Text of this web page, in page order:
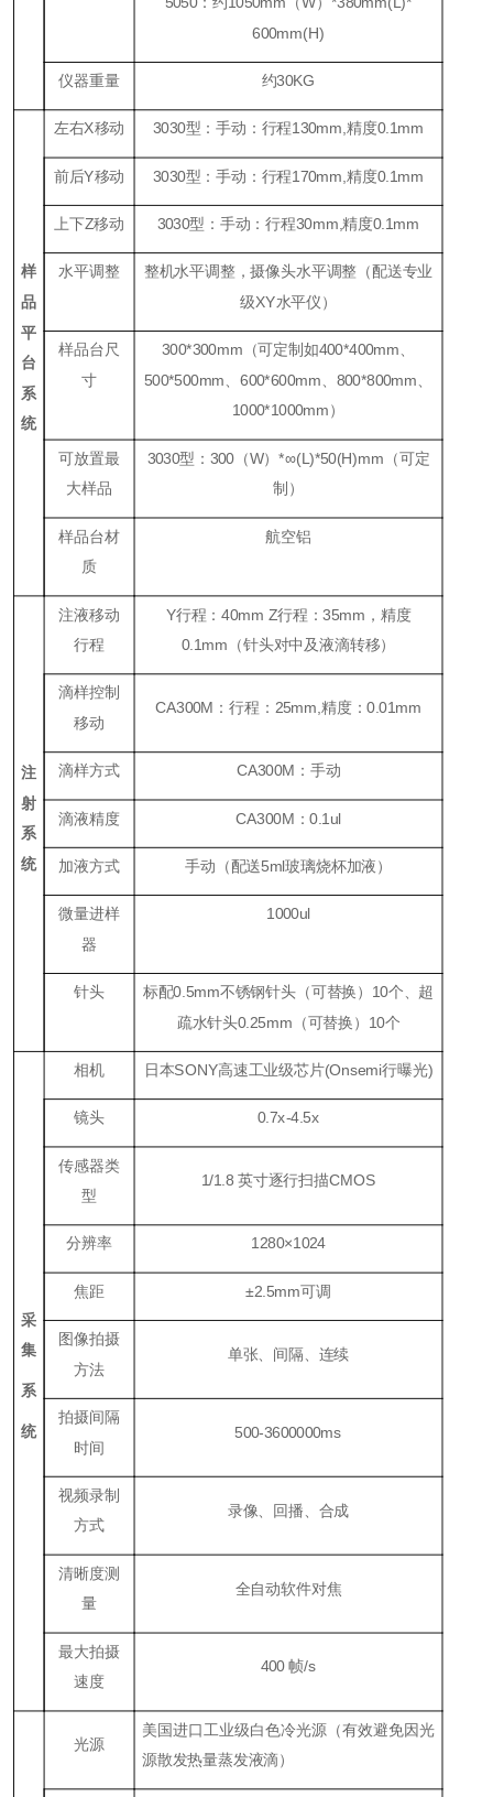
600mm(H)
仪器重量 约30KG
样
品
平
台
系
统
左右X移动 3030型：手动：行程130mm,精度0.1mm
前后Y移动 3030型：手动：行程170mm,精度0.1mm
上下Z移动 3030型：手动：行程30mm,精度0.1mm
水平调整 整机水平调整，摄像头水平调整（配送专业
级XY水平仪）
样品台尺
寸
300*300mm（可定制如400*400mm、
500*500mm、600*600mm、800*800mm、
1000*1000mm）
可放置最
大样品
3030型：300（W）*∞(L)*50(H)mm（可定
制）
样品台材
质
航空铝
注
射
系
统
注液移动
行程
Y行程：40mm Z行程：35mm，精度
0.1mm（针头对中及液滴转移）
滴样控制
移动
CA300M：行程：25mm,精度：0.01mm
滴样方式 CA300M：手动
滴液精度 CA300M：0.1ul
加液方式 手动（配送5ml玻璃烧杯加液）
微量进样
器
1000ul
针头 标配0.5mm不锈钢针头（可替换）10个、超
疏水针头0.25mm（可替换）10个
采
集
系
统
相机 日本SONY高速工业级芯片(Onsemi行曝光)
镜头 0.7x-4.5x
传感器类
型
1/1.8 英寸逐行扫描CMOS
分辨率 1280×1024
焦距 ±2.5mm可调
图像拍摄
方法
单张、间隔、连续
拍摄间隔
时间
500-3600000ms
视频录制
方式
录像、回播、合成
清晰度测
量
全自动软件对焦
最大拍摄
速度
400 帧/s
光源
美国进口工业级白色冷光源（有效避免因光
源散发热量蒸发液滴）